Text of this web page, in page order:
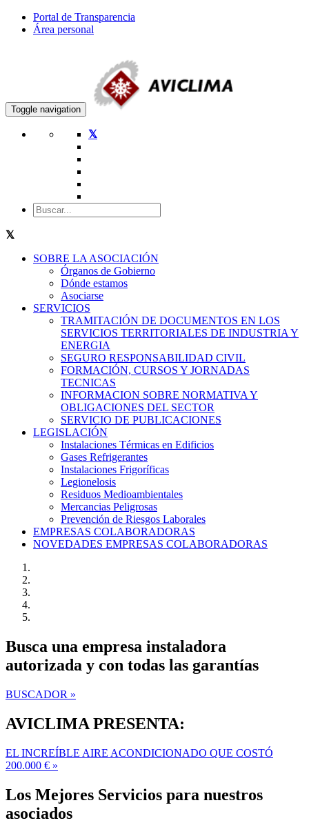
Portal de Transparencia
Área personal
Toggle navigation
SOBRE LA ASOCIACIÓN
Órganos de Gobierno
Dónde estamos
Asociarse
SERVICIOS
TRAMITACIÓN DE DOCUMENTOS EN LOS
SERVICIOS TERRITORIALES DE INDUSTRIA Y
ENERGIA
SEGURO RESPONSABILIDAD CIVIL
FORMACIÓN, CURSOS Y JORNADAS
TECNICAS
INFORMACION SOBRE NORMATIVA Y
OBLIGACIONES DEL SECTOR
SERVICIO DE PUBLICACIONES
LEGISLACIÓN
Instalaciones Térmicas en Edificios
Gases Refrigerantes
Instalaciones Frigoríficas
Legionelosis
Residuos Medioambientales
Mercancias Peligrosas
Prevención de Riesgos Laborales
EMPRESAS COLABORADORAS
NOVEDADES EMPRESAS COLABORADORAS
Busca una empresa instaladora
autorizada y con todas las garantías
BUSCADOR »
AVICLIMA PRESENTA:
EL INCREÍBLE AIRE ACONDICIONADO QUE COSTÓ
200.000 € »
Los Mejores Servicios para nuestros
asociados